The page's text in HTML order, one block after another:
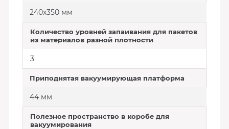
240х350 мм
Количество уровней запаивания для пакетов
из материалов разной плотности
3
Приподнятая вакуумирующая платформа
44 мм
Полезное пространство в коробе для
вакуумирования